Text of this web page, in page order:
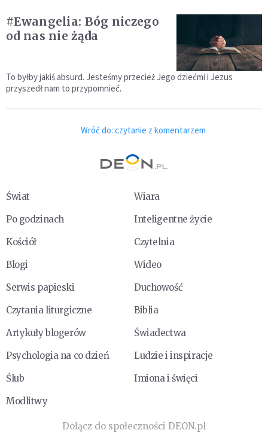
#Ewangelia: Bóg niczego
od nas nie żąda
To byłby jakiś absurd. Jesteśmy przecież Jego dziećmi i Jezus
przyszedł nam to przypomnieć.
Wróć do: czytanie z komentarzem
Świat
Wiara
Po godzinach
Inteligentne życie
Kościół
Czytelnia
Blogi
Wideo
Serwis papieski
Duchowość
Czytania liturgiczne
Biblia
Artykuły blogerów
Świadectwa
Psychologia na co dzień
Ludzie i inspiracje
Ślub
Imiona i święci
Modlitwy
Dołącz do społeczności DEON.pl